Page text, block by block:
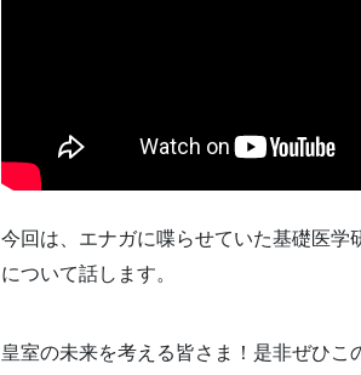
今回は、エナガに喋らせていた基礎医
について話します。
皇室の未来を考える皆さま！是非ぜひ